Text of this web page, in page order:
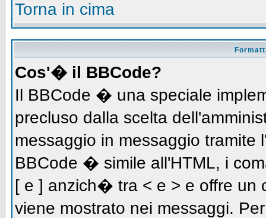
Torna in cima
Cos'� il BBCode?
Il BBCode � una speciale
precluso dalla scelta
messaggio in messaggio tramite
BBCode � simile all'HTML, i
[ e ] anzich� tra < e > e offre un
viene mostrato nei messaggi.